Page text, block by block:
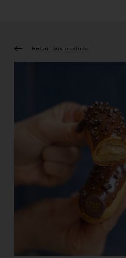
Retour aux produits